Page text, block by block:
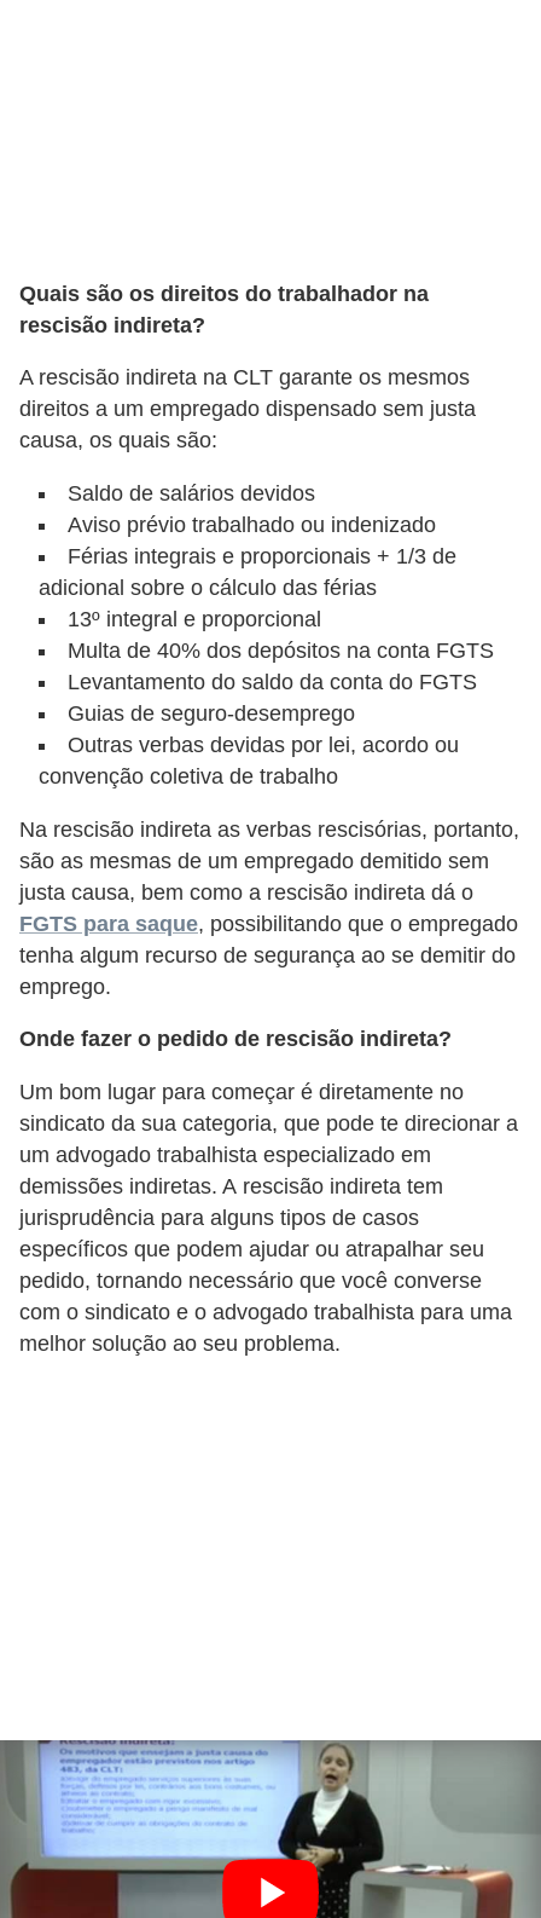
Quais são os direitos do trabalhador na
rescisão indireta?
A rescisão indireta na CLT garante os mesmos
direitos a um empregado dispensado sem justa
causa, os quais são:
Saldo de salários devidos
Aviso prévio trabalhado ou indenizado
Férias integrais e proporcionais + 1/3 de
adicional sobre o cálculo das férias
13º integral e proporcional
Multa de 40% dos depósitos na conta FGTS
Levantamento do saldo da conta do FGTS
Guias de seguro-desemprego
Outras verbas devidas por lei, acordo ou
convenção coletiva de trabalho
Na rescisão indireta as verbas rescisórias, portanto,
são as mesmas de um empregado demitido sem
justa causa, bem como a rescisão indireta dá o
FGTS para saque, possibilitando que o empregado
tenha algum recurso de segurança ao se demitir do
emprego.
Onde fazer o pedido de rescisão indireta?
Um bom lugar para começar é diretamente no
sindicato da sua categoria, que pode te direcionar a
um advogado trabalhista especializado em
demissões indiretas. A rescisão indireta tem
jurisprudência para alguns tipos de casos
específicos que podem ajudar ou atrapalhar seu
pedido, tornando necessário que você converse
com o sindicato e o advogado trabalhista para uma
melhor solução ao seu problema.
ç
ã
o
n
o
b
P
o
r
t
a
r
i
a
5
1
0
M
T
E
R
a
n
s